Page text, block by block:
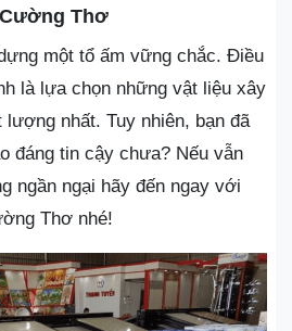
Thơ
một tổ ấm vững chắc. Điều
là lựa chọn những vật liệu xây
nhất. Tuy nhiên, bạn đã
đáng tin cậy chưa? Nếu vẫn
ngần ngại hãy đến ngay với
Thơ nhé!